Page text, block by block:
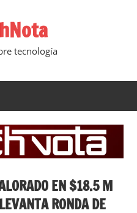
tecnología
EN $18.5 M
RONDA DE